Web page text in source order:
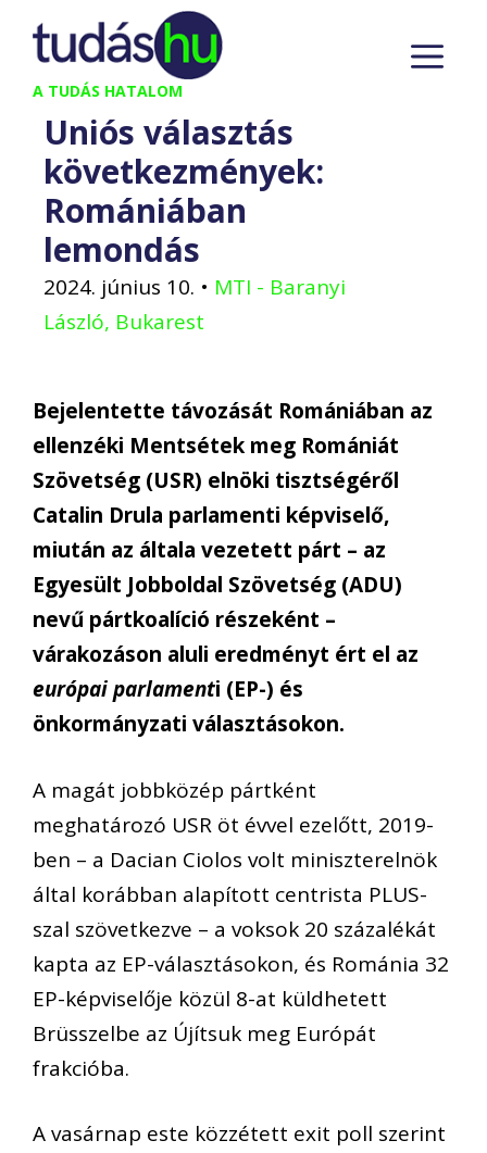
Kilépés
tartalomba
A TUDÁS HATALOM
Uniós választás
következmények:
Romániában
lemondás
2024. június 10. • MTI - Baranyi
László, Bukarest
Bejelentette távozását Romániában az
ellenzéki Mentsétek meg Romániát
Szövetség (USR) elnöki tisztségéről
Catalin Drula parlamenti képviselő,
miután az általa vezetett párt – az
Egyesült Jobboldal Szövetség (ADU)
nevű pártkoalíció részeként –
várakozáson aluli eredményt ért el az
európai parlamenti (EP-) és
önkormányzati választásokon.
A magát jobbközép pártként
meghatározó USR öt évvel ezelőtt, 2019-
ben – a Dacian Ciolos volt miniszterelnök
által korábban alapított centrista PLUS-
szal szövetkezve – a voksok 20 százalékát
kapta az EP-választásokon, és Románia 32
EP-képviselője közül 8-at küldhetett
Brüsszelbe az Újítsuk meg Európát
frakcióba.
A vasárnap este közzétett exit poll szerint